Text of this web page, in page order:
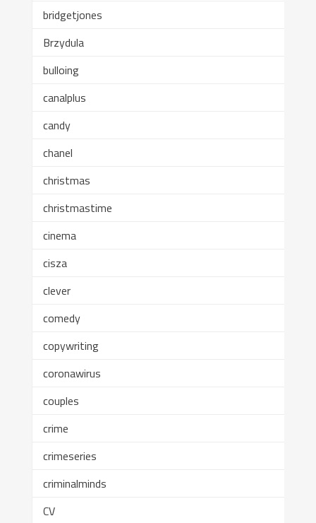
bridgetjones
Brzydula
bulloing
canalplus
candy
chanel
christmas
christmastime
cinema
cisza
clever
comedy
copywriting
coronawirus
couples
crime
crimeseries
criminalminds
CV